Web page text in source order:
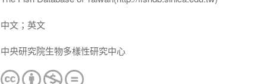
中文；英文
中央研究院生物多樣性研究中心